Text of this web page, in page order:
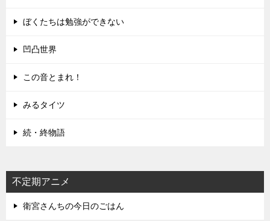
ぼくたちは勉強ができない
凹凸世界
この音とまれ！
みるタイツ
続・終物語
不定期アニメ
衛宮さんちの今日のごはん